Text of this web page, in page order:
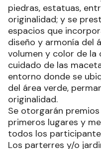
piedras, estatuas,
originalidad; y se
espacios que
diseño y armonía del
volumen y color de la
cuidado de las
entorno donde se
del área verde,
originalidad.
Se otorgarán
primeros lugares y
todos los
Los parterres y/o